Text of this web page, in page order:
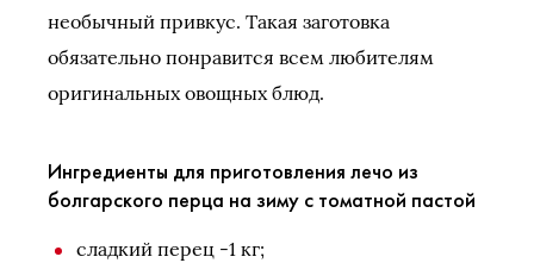
необычный привкус. Такая заготовка
обязательно понравится всем любителям
оригинальных овощных блюд.
Ингредиенты для приготовления лечо из
болгарского перца на зиму с томатной пастой
сладкий перец -1 кг;